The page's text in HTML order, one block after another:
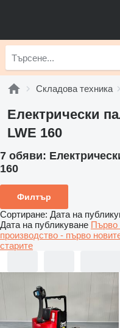
Складова техника
Електрически
LWE 160
7 обяви:
160
Филтър
Сортиране: Дата на
Дата на публикуване Първо
производство - първо
старите